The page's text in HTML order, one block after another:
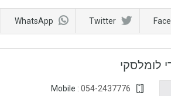
Twitter
WhatsApp
לומלסקי
054-2437776